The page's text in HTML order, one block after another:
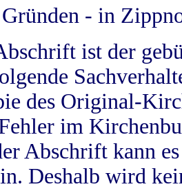
- in
ist der
des Original-
im
Abschrift kann
Deshalb wird